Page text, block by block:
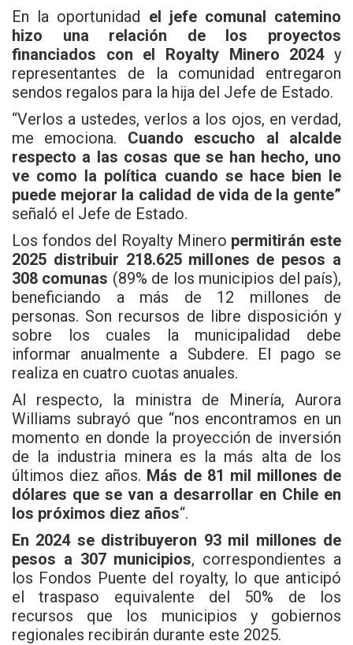
En la oportunidad el jefe comunal catemino
hizo una relación de los proyectos
financiados con el Royalty Minero 2024y
representantes de la comunidad entregaron
sendos regalos para la hija del Jefe de Estado.
“Verlos a ustedes, verlos a los ojos, en verdad,
me emociona. Cuando escucho al alcalde
respecto a las cosas que se han hecho, uno
ve como la política cuando se hace bien le
puede mejorar la calidad de vida de la gente”
señaló el Jefe de Estado.
Los fondos del Royalty Minero permitirán este
2025 distribuir 218.625 millones de pesos a
308 comunas (89% de los municipios del país),
beneficiando a más de 12 millones de
personas. Son recursos de libre disposición y
sobre los cuales la municipalidad debe
informar anualmente a Subdere. El pago se
realiza en cuatro cuotas anuales.
Al respecto, la ministra de Minería, Aurora
Williams subrayó que “nos encontramos en un
momento en donde la proyección de inversión
de la industria minera es la más alta de los
últimos diez años. Más de 81 mil millones de
dólares que se van a desarrollar en Chile en
los próximos diez años“.
En 2024 se distribuyeron 93 mil millones de
pesos a 307 municipios, correspondientes a
los Fondos Puente del royalty, lo que anticipó
el traspaso equivalente del 50% de los
recursos que los municipios y gobiernos
regionales recibirán durante este 2025.